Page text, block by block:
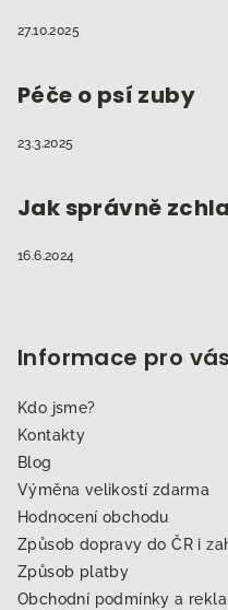
27.10.2025
Péče o psí zuby
23.3.2025
Jak správně
16.6.2024
Informace pro vás
Kdo jsme?
Kontakty
Blog
Výměna velikostí zdarma
Hodnocení obchodu
Způsob dopravy do ČR i
Způsob platby
Obchodní podmínky a